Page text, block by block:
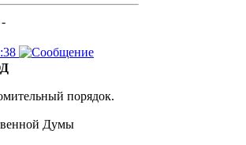
-
порядок.
Думы